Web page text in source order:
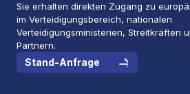
Sie erhalten direkten Zugang zu
im Verteidigungsbereich, nationalen
Verteidigungsministerien, Streitkräften
Partnern.
Stand-Anfrage